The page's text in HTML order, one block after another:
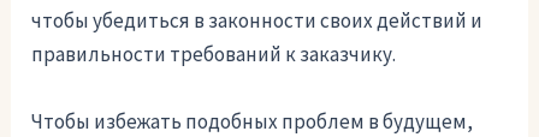
чтобы убедиться в законности своих действий и
правильности требований к заказчику.
Чтобы избежать подобных проблем в будущем,